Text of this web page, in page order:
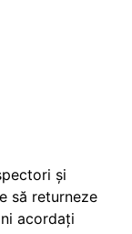
și
să returneze
acordați